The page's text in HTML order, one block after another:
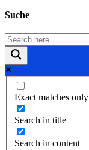
Suche
Exact matches only
Search in title
Search in content